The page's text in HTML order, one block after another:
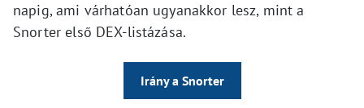
napig, ami várhatóan ugyanakkor lesz, mint a
Snorter első DEX-listázása.
Irány a Snorter